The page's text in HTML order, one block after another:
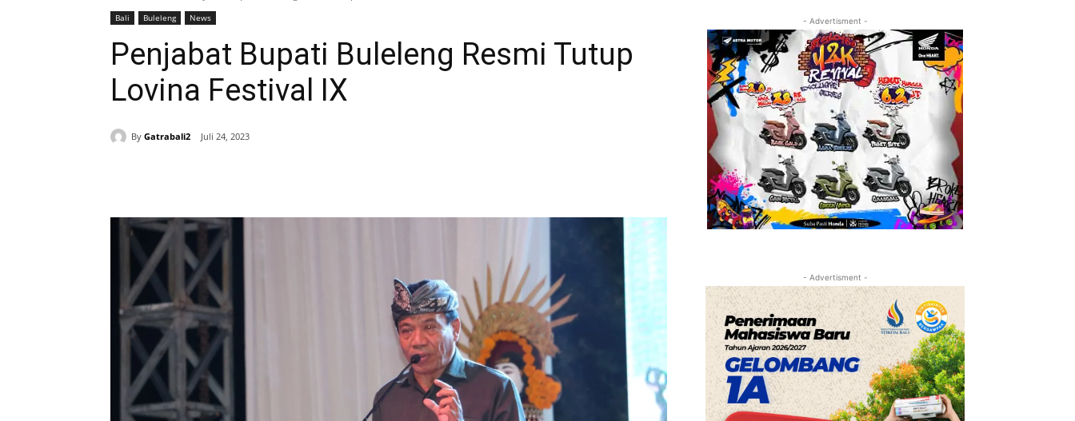
Bali Buleleng News
Penjabat Bupati Buleleng Resmi Tutup
Lovina Festival IX
By Gatrabali2 Juli 24, 2023
- Advertisment -
- Advertisment -